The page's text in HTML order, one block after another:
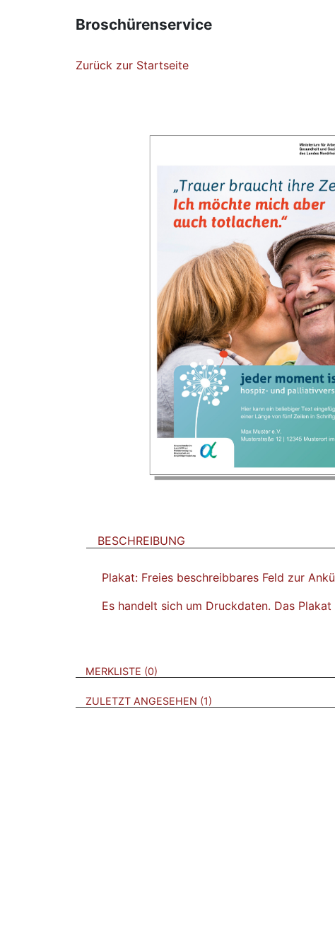
Broschürenservice
Zurück zur Startseite
BESCHREIBUNG
Plakat: Freies beschreibbares Feld zur
Es handelt sich um Druckdaten. Das
VERWEISE AUF VERMERKTE- ODER ZULETZT
MERKLISTE 0
ZULETZT ANGESEHEN 1